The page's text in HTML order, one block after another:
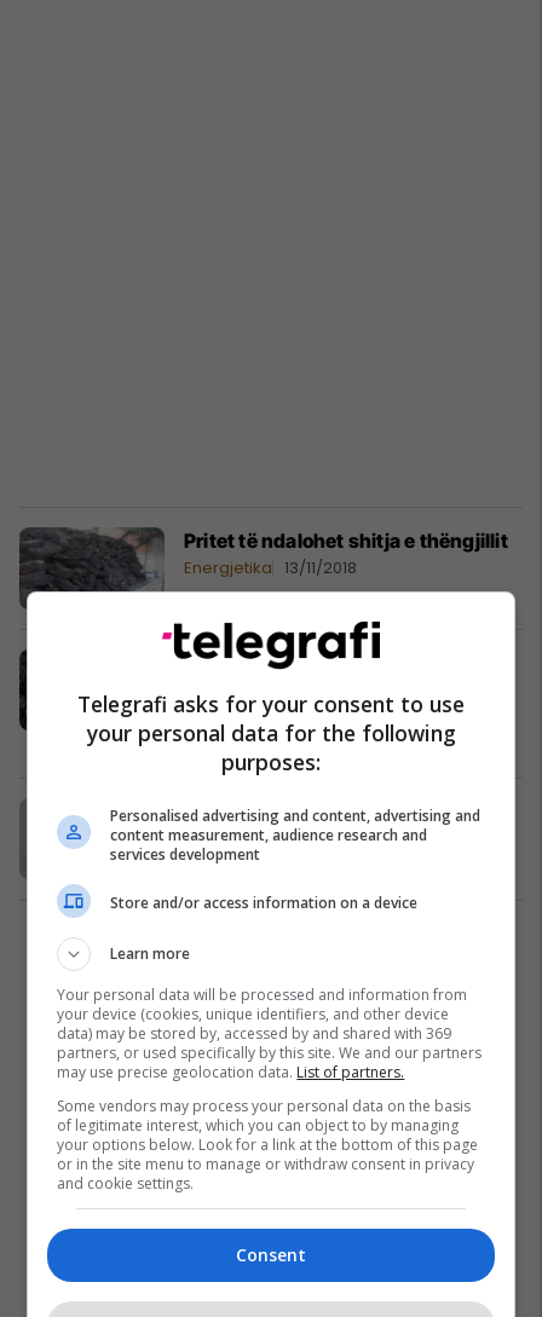
Pritet të ndalohet shitja e thëngjillit
Energjetika 13/11/2018
Qeveria ndalon përdorimin e
institucioneve publike
Energjetika 06/11/2018
Lluka paralajmëron ndaljen e
nxjerrjes ilegale të thëngjillit
Energjetika
Telegrafi asks for your consent to use
your personal data for the following
purposes:
Personalised advertising and content, advertising and
content measurement, audience research and
services development
Store and/or access information on a device
Learn more
Your personal data will be processed and information from
your device (cookies, unique identifiers, and other device
data) may be stored by, accessed by and shared with 369
partners, or used specifically by this site. We and our partners
may use precise geolocation data. List of partners.
Some vendors may process your personal data on the basis
of legitimate interest, which you can object to by managing
your options below. Look for a link at the bottom of this page
or in the site menu to manage or withdraw consent in privacy
and cookie settings.
Consent